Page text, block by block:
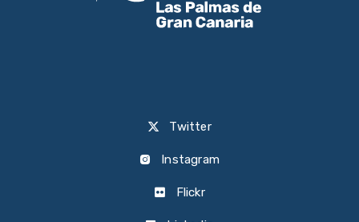
Twitter
Instagram
Flickr